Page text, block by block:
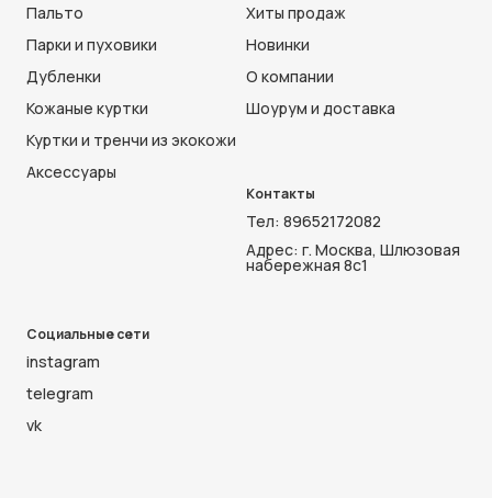
Пальто
Парки и пуховики
Дубленки
Кожаные куртки
Куртки и тренчи из экокожи
Аксессуары
Хиты продаж
Новинки
О компании
Шоурум и доставка
Контакты
Тел: 89652172082
Адрес: г. Москва, Шлюзовая
набережная 8с1
Социальные сети
instagram
telegram
vk